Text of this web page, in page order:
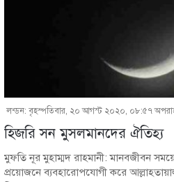
লন্ডন: বৃহস্পতিবার, ২০ আগস্ট ২০২০, ০৮:৫৭
হিজরি সন মুসলমানদের ঐতিহ্য
মুফতি নূর মুহাম্মদ রাহমানী: মানবজীবন
প্রয়োজনে ব্যবহারোপযোগী করে